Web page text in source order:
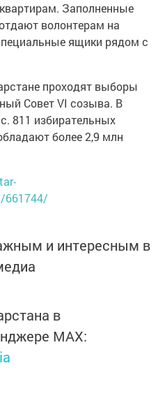
Заполненные
волонтерам на
ящики рядом с
проходят выборы
Совет VI созыва. В
811 избирательных
более 2,9 млн
661744/
и интересным в
в
MАХ: